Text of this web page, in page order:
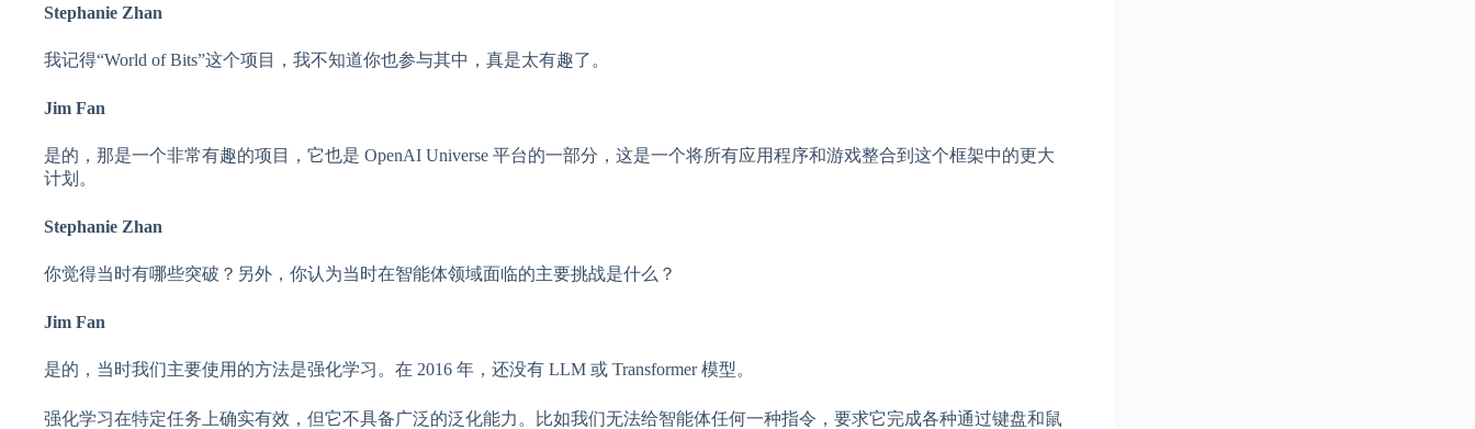
Stephanie Zhan
我记得“World of Bits”这个项目，我不知道你也参与其中，真是太有趣了。
Jim Fan
是的，那是一个非常有趣的项目，它也是 OpenAI Universe 平台的一部分，这是一个将所有应用程序和游戏整合到这个框架中的更大
计划。
Stephanie Zhan
你觉得当时有哪些突破？另外，你认为当时在智能体领域面临的主要挑战是什么？
Jim Fan
是的，当时我们主要使用的方法是强化学习。在 2016 年，还没有 LLM 或 Transformer 模型。
强化学习在特定任务上确实有效，但它不具备广泛的泛化能力。比如我们无法给智能体任何一种指令，要求它完成各种通过键盘和鼠